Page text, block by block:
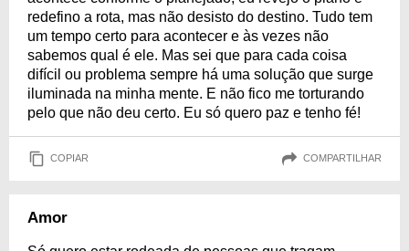
redefino a rota, mas não desisto do destino. Tudo tem
um tempo certo para acontecer e às vezes não
sabemos qual é ele. Mas sei que para cada coisa
difícil ou problema sempre há uma solução que surge
iluminada na minha mente. E não fico me torturando
pelo que não deu certo. Eu só quero paz e tenho fé!
COPIAR COMPARTILHAR
Amor